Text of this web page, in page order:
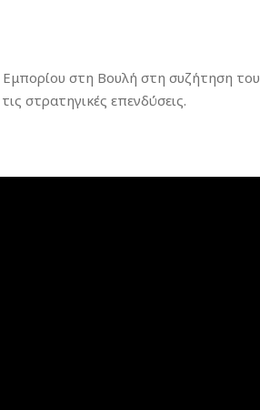
στη Βουλή στη συζήτηση του
στρατηγικές επενδύσεις.